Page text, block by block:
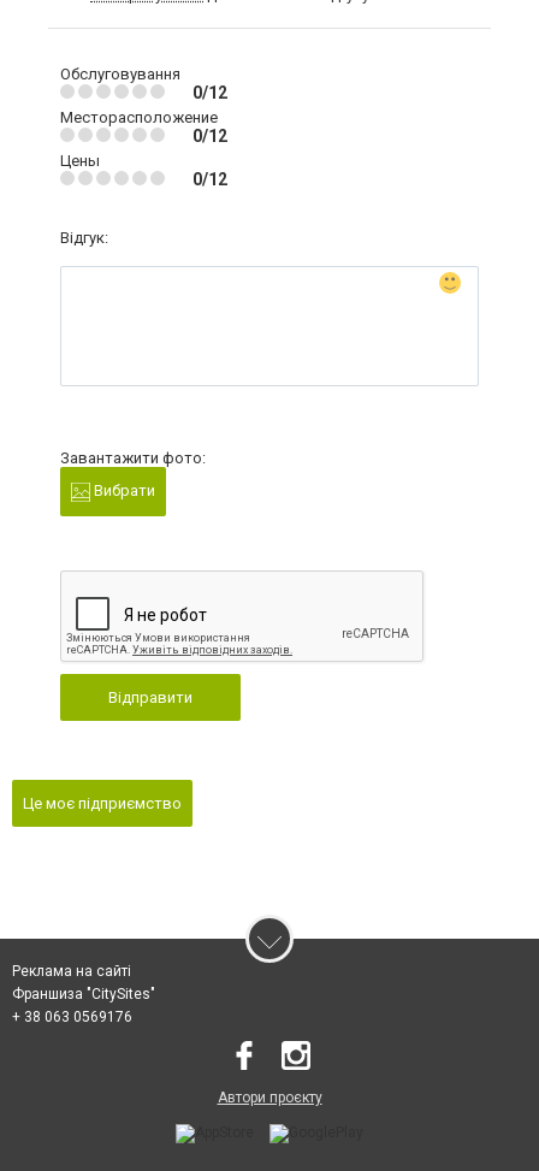
Обслуговування
0/12
Месторасположение
0/12
Цены
0/12
Відгук:
Завантажити фото:
Вибрати
Відправити
Це моє підприємство
Реклама на сайті
Франшиза "CitySites"
+ 38 063 0569176
Автори проєкту